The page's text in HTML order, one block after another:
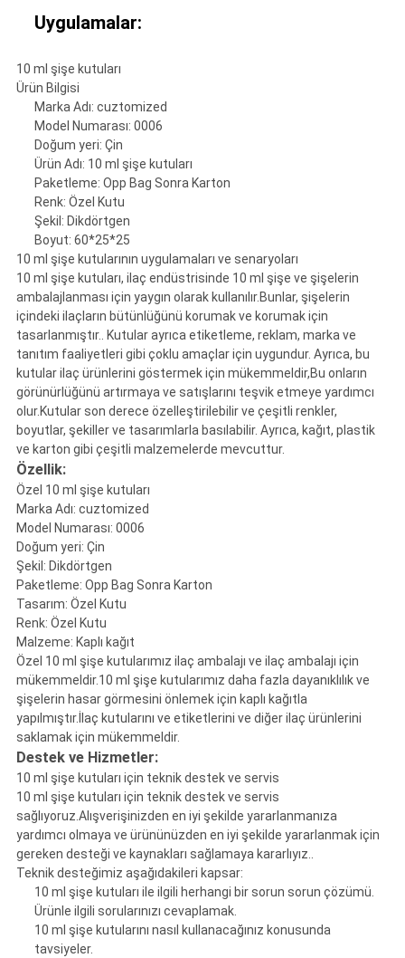
Uygulamalar:
10 ml şişe kutuları
Ürün Bilgisi
Marka Adı: cuztomized
Model Numarası: 0006
Doğum yeri: Çin
Ürün Adı: 10 ml şişe kutuları
Paketleme: Opp Bag Sonra Karton
Renk: Özel Kutu
Şekil: Dikdörtgen
Boyut: 60*25*25
10 ml şişe kutularının uygulamaları ve senaryoları
10 ml şişe kutuları, ilaç endüstrisinde 10 ml şişe ve şişelerin
ambalajlanması için yaygın olarak kullanılır.Bunlar, şişelerin
içindeki ilaçların bütünlüğünü korumak ve korumak için
tasarlanmıştır.. Kutular ayrıca etiketleme, reklam, marka ve
tanıtım faaliyetleri gibi çoklu amaçlar için uygundur. Ayrıca, bu
kutular ilaç ürünlerini göstermek için mükemmeldir,Bu onların
görünürlüğünü artırmaya ve satışlarını teşvik etmeye yardımcı
olur.Kutular son derece özelleştirilebilir ve çeşitli renkler,
boyutlar, şekiller ve tasarımlarla basılabilir. Ayrıca, kağıt, plastik
ve karton gibi çeşitli malzemelerde mevcuttur.
Özellik:
Özel 10 ml şişe kutuları
Marka Adı: cuztomized
Model Numarası: 0006
Doğum yeri: Çin
Şekil: Dikdörtgen
Paketleme: Opp Bag Sonra Karton
Tasarım: Özel Kutu
Renk: Özel Kutu
Malzeme: Kaplı kağıt
Özel 10 ml şişe kutularımız ilaç ambalajı ve ilaç ambalajı için
mükemmeldir.10 ml şişe kutularımız daha fazla dayanıklılık ve
şişelerin hasar görmesini önlemek için kaplı kağıtla
yapılmıştır.İlaç kutularını ve etiketlerini ve diğer ilaç ürünlerini
saklamak için mükemmeldir.
Destek ve Hizmetler:
10 ml şişe kutuları için teknik destek ve servis
10 ml şişe kutuları için teknik destek ve servis
sağlıyoruz.Alışverişinizden en iyi şekilde yararlanmanıza
yardımcı olmaya ve ürününüzden en iyi şekilde yararlanmak için
gereken desteği ve kaynakları sağlamaya kararlıyız..
Teknik desteğimiz aşağıdakileri kapsar:
10 ml şişe kutuları ile ilgili herhangi bir sorun sorun çözümü.
Ürünle ilgili sorularınızı cevaplamak.
10 ml şişe kutularını nasıl kullanacağınız konusunda
tavsiyeler.